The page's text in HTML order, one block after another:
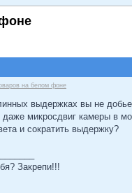
на белом фоне
выдержках вы не
даже микросдвиг камеры в
и сократить выдержку?
Закрепи!!!